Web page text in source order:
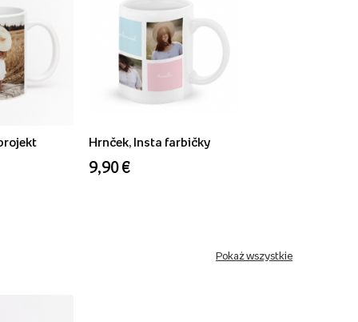
Hrnček, Insta farbičky
9,90 €
Pokaż wszystkie